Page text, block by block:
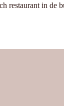
restaurant in de